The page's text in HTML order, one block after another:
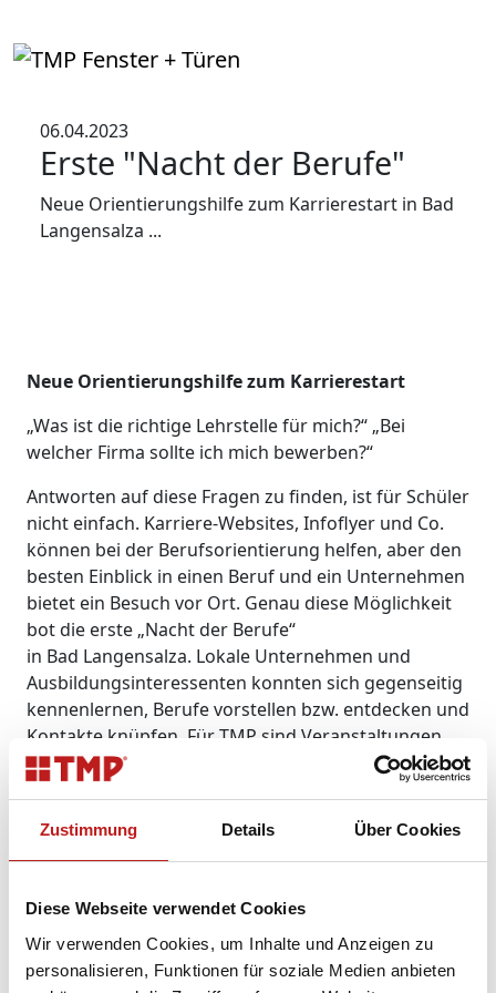
Zustimmung Details Über Cookies
Diese Webseite verwendet Cookies
Wir verwenden Cookies, um Inhalte und Anzeigen zu
personalisieren, Funktionen für soziale Medien anbieten
06.04.2023
Erste "Nacht der Berufe"
Neue Orientierungshilfe zum Karrierestart in Bad
Langensalza ...
Neue Orientierungshilfe zum Karrierestart
„Was ist die richtige Lehrstelle für mich?“ „Bei
welcher Firma sollte ich mich bewerben?“
Antworten auf diese Fragen zu finden, ist für Schüler
nicht einfach. Karriere-Websites, Infoflyer und Co.
können bei der Berufsorientierung helfen, aber den
besten Einblick in einen Beruf und ein Unternehmen
bietet ein Besuch vor Ort. Genau diese Möglichkeit
bot die erste „Nacht der Berufe“
in Bad Langensalza. Lokale Unternehmen und
Ausbildungsinteressenten konnten sich gegenseitig
kennenlernen, Berufe vorstellen bzw. entdecken und
Kontakte knüpfen. Für TMP sind Veranstaltungen
dieser Art eine willkommene Gelegenheit, um
Nachwuchskräfte für unsere offenen
Und so lief die „Nacht der Berufe“ am 02. März ab:
Langensalza teil. Den Transport der
Ausbildungsinteressenten übernahm eine extra für
das Event eingerichtete Buslinie. Nachdem sich die